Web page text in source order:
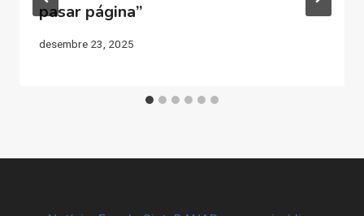
pasar página”
desembre 23, 2025